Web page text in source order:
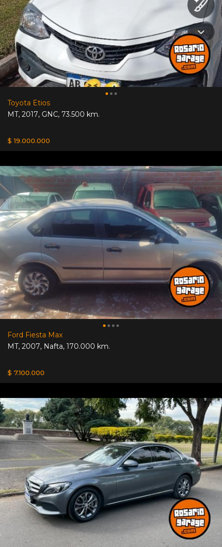
Toyota Etios
MT, 2017, GNC, 73.500 km.
$ 19.000.000
Ford Fiesta Max
MT, 2007, Nafta, 170.000 km.
$ 7.100.000